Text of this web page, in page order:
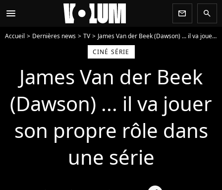
menu newsletter search
Accueil Dernières news TV
James Van der Beek (Dawson) ... il va jouer son propre rôle dans une série
CINÉ SÉRIE
James Van der Beek
(Dawson) ... il va jouer
son propre rôle dans
une série